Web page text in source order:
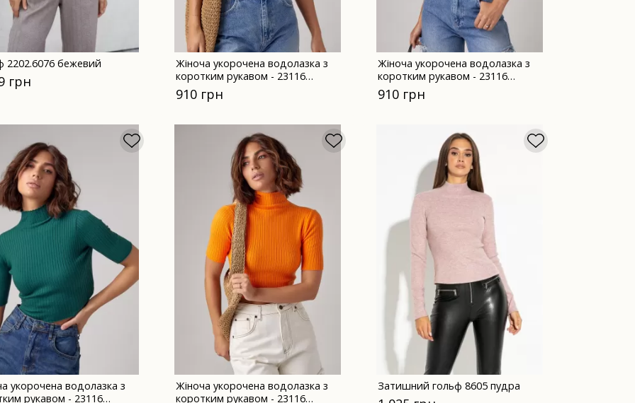
2202.6076 бежевий
грн
Жіноча укорочена водолазка з
коротким рукавом - 23116
м'ятна
910 грн
Жіноча укорочена водолазка з
коротким рукавом - 23116
бежева
910 грн
укорочена водолазка з
рукавом - 23116
Жіноча укорочена водолазка з
коротким рукавом - 23116
Затишний гольф 8605 пудра